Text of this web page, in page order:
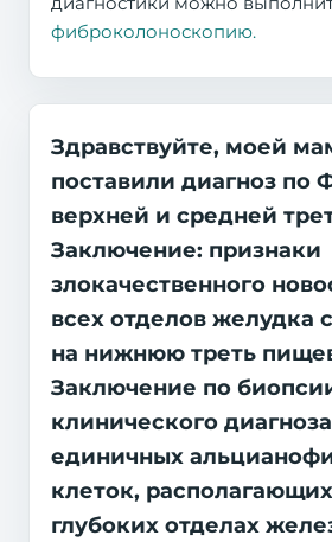
фиброколоноскопию.
Здравствуйте, моей
поставили диагноз по
верхней и средней
Заключение: признаки
злокачественного
всех отделов желудка
на нижнюю треть
Заключение по
клинического
единичных
клеток,
глубоких отделах